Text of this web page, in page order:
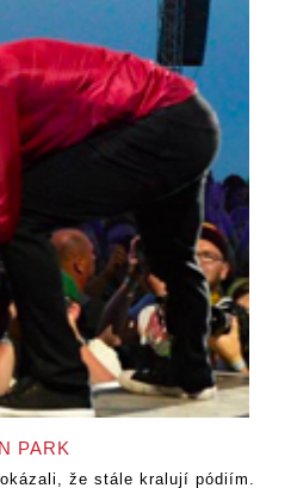
PARK
že stále kralují pódiím.